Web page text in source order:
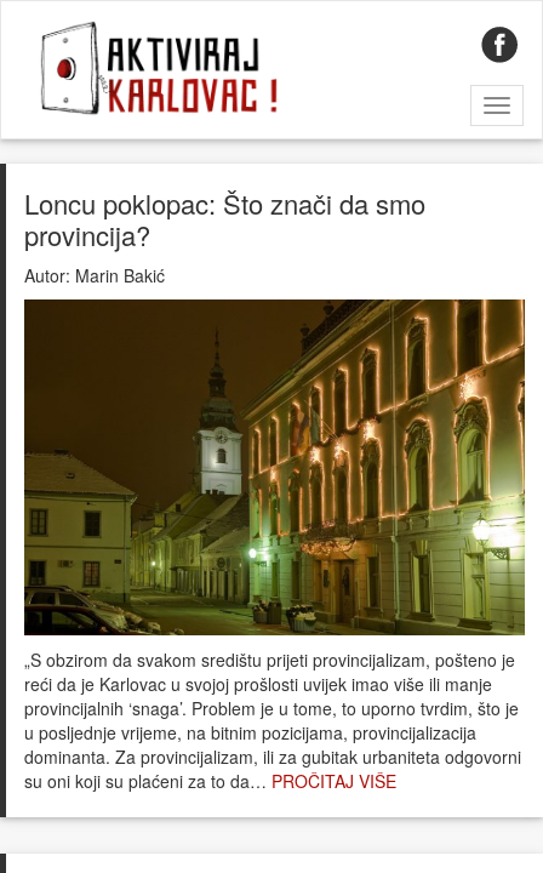
Loncu poklopac: Što znači da smo
provincija?
Autor: Marin Bakić
„S obzirom da svakom središtu prijeti provincijalizam, pošteno je
reći da je Karlovac u svojoj prošlosti uvijek imao više ili manje
provincijalnih ‘snaga’. Problem je u tome, to uporno tvrdim, što je
u posljednje vrijeme, na bitnim pozicijama, provincijalizacija
dominanta. Za provincijalizam, ili za gubitak urbaniteta odgovorni
su oni koji su plaćeni za to da… PROČITAJ VIŠE